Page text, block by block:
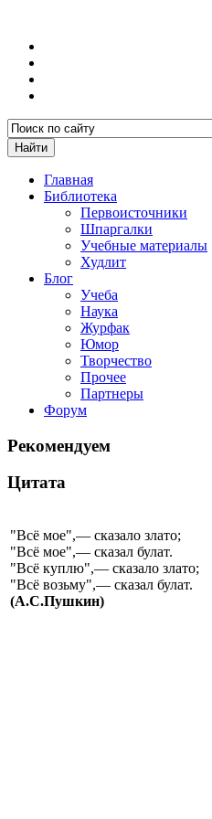
Главная
Библиотека
Первоисточники
Шпаргалки
Учебные материалы
Худлит
Блог
Учеба
Наука
Журфак
Юмор
Творчество
Прочее
Партнеры
Форум
Рекомендуем
Цитата
"Всё мое",— сказало злато;
"Всё мое",— сказал булат.
"Всё куплю",— сказало злато;
"Всё возьму",— сказал булат.
(А.С.Пушкин)